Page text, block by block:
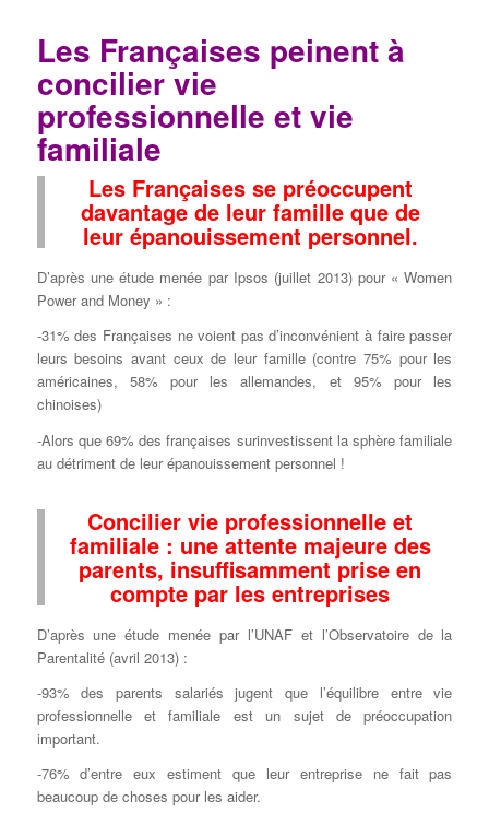
Les Françaises peinent à
concilier vie
professionnelle et vie
familiale
Les Françaises se préoccupent
davantage de leur famille que de
leur épanouissement personnel.
D’après une étude menée par Ipsos (juillet 2013) pour « Women
Power and Money » :
-31% des Françaises ne voient pas d’inconvénient à faire passer
leurs besoins avant ceux de leur famille (contre 75% pour les
américaines, 58% pour les allemandes, et 95% pour les
chinoises)
-Alors que 69% des françaises surinvestissent la sphère familiale
au détriment de leur épanouissement personnel !
Concilier vie professionnelle et
familiale : une attente majeure des
parents, insuffisamment prise en
compte par les entreprises
D’après une étude menée par l’UNAF et l’Observatoire de la
Parentalité (avril 2013) :
-93% des parents salariés jugent que l’équilibre entre vie
professionnelle et familiale est un sujet de préoccupation
important.
-76% d’entre eux estiment que leur entreprise ne fait pas
beaucoup de choses pour les aider.